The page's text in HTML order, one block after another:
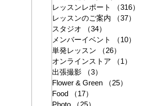
レッスンレポート
（316）
レッスンのご案内
（37）
スタジオ
（34）
メンバーイベント
（10）
単発レッスン
（26）
オンラインストア
（1）
出張撮影
（3）
Flower & Green
（25）
Food
（17）
Photo
（25）